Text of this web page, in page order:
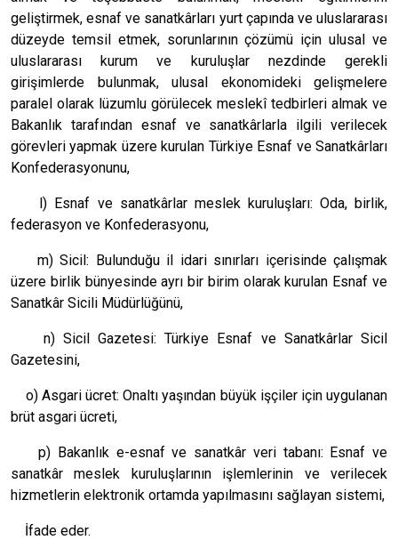
geliştirmek, esnaf ve sanatkârları yurt çapında ve uluslararası
düzeyde temsil etmek, sorunlarının çözümü için ulusal ve
uluslararası kurum ve kuruluşlar nezdinde gerekli
girişimlerde bulunmak, ulusal ekonomideki gelişmelere
paralel olarak lüzumlu görülecek meslekî tedbirleri almak ve
Bakanlık tarafından esnaf ve sanatkârlarla ilgili verilecek
görevleri yapmak üzere kurulan Türkiye Esnaf ve Sanatkârları
Konfederasyonunu,
l) Esnaf ve sanatkârlar meslek kuruluşları: Oda, birlik,
federasyon ve Konfederasyonu,
m) Sicil: Bulunduğu il idari sınırları içerisinde çalışmak
üzere birlik bünyesinde ayrı bir birim olarak kurulan Esnaf ve
Sanatkâr Sicili Müdürlüğünü,
n) Sicil Gazetesi: Türkiye Esnaf ve Sanatkârlar Sicil
Gazetesini,
o) Asgari ücret: Onaltı yaşından büyük işçiler için uygulanan
brüt asgari ücreti,
p) Bakanlık e-esnaf ve sanatkâr veri tabanı: Esnaf ve
sanatkâr meslek kuruluşlarının işlemlerinin ve verilecek
hizmetlerin elektronik ortamda yapılmasını sağlayan sistemi,
İfade eder.